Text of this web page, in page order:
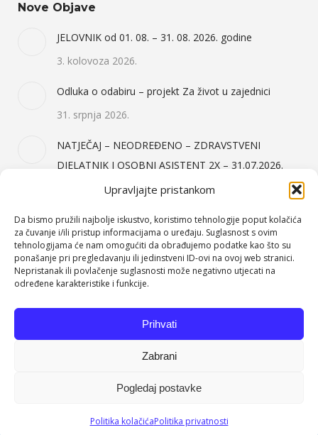
Upravljajte pristankom
Da bismo pružili najbolje iskustvo, koristimo tehnologije poput kolačića
za čuvanje i/ili pristup informacijama o uređaju. Suglasnost s ovim
tehnologijama će nam omogućiti da obrađujemo podatke kao što su
ponašanje pri pregledavanju ili jedinstveni ID-ovi na ovoj web stranici.
Nepristanak ili povlačenje suglasnosti može negativno utjecati na
određene karakteristike i funkcije.
Prihvati
Zabrani
Pogledaj postavke
Politika kolačićaPolitika privatnosti
Nove Objave
JELOVNIK od 01. 08. – 31. 08. 2026. godine
3. kolovoza 2026.
Odluka o odabiru – projekt Za život u zajednici
31. srpnja 2026.
NATJEČAJ – NEODREĐENO – ZDRAVSTVENI
DJELATNIK I OSOBNI ASISTENT 2X – 31.07.2026.
31. srpnja 2026.
Kategorije Objava
Događanja
(64)
Javna nabava
Jelovnici
(71)
Podnožje